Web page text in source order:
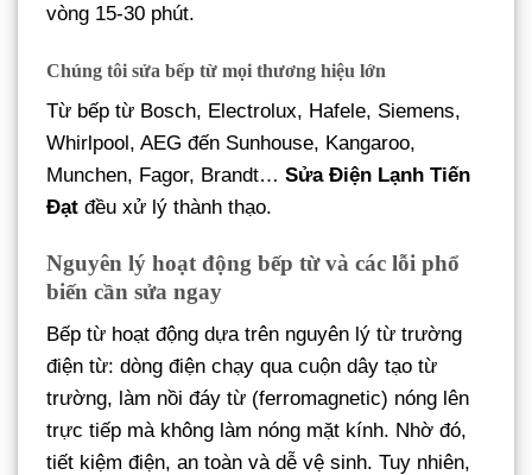
vòng 15-30 phút.
Chúng tôi sửa bếp từ mọi thương hiệu lớn
Từ bếp từ Bosch, Electrolux, Hafele, Siemens,
Whirlpool, AEG đến Sunhouse, Kangaroo,
Munchen, Fagor, Brandt… Sửa Điện Lạnh Tiến
Đạt đều xử lý thành thạo.
Nguyên lý hoạt động bếp từ và các lỗi phổ
biến cần sửa ngay
Bếp từ hoạt động dựa trên nguyên lý từ trường
điện từ: dòng điện chạy qua cuộn dây tạo từ
trường, làm nồi đáy từ (ferromagnetic) nóng lên
trực tiếp mà không làm nóng mặt kính. Nhờ đó,
tiết kiệm điện, an toàn và dễ vệ sinh. Tuy nhiên,